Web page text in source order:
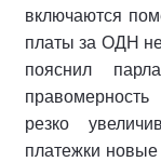
включаются
платы за ОДН
пояснил
резко
платежки